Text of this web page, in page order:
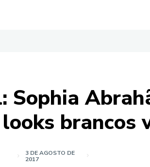
Sophia
brancos
3 DE AGOSTO DE
2017